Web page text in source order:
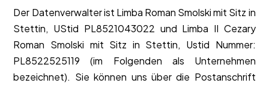
Der Datenverwalter ist Limba Roman Smolski mit Sitz in
Stettin, UStid PL8521043022 und Limba II Cezary
Roman Smolski mit Sitz in Stettin, Ustid Nummer:
PL8522525119 (im Folgenden als Unternehmen
bezeichnet). Sie können uns über die Postanschrift